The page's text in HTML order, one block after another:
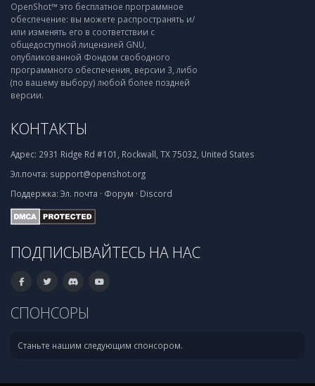
OpenShot™ это бесплатное программное
обеспечение: вы можете распространять и/
или изменять его в соответствии с
общедоступной лицензией GNU,
опубликованной Фондом свободного
программного обеспечения, версии 3, либо
(по вашему выбору) любой более поздней
версии.
КОНТАКТЫ
Адрес: 2931 Ridge Rd #101, Rockwall, TX 75032, United States
Эл.почта: support@openshot.org
Поддержка: Эл. почта · Форум · Discord
ПОДПИСЫВАЙТЕСЬ НА НАС
СПОНСОРЫ
Станьте нашим следующим спонсором.